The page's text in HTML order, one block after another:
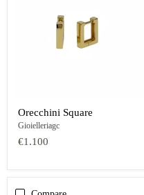
Orecchini Square
Gioielleriagc
€1.100